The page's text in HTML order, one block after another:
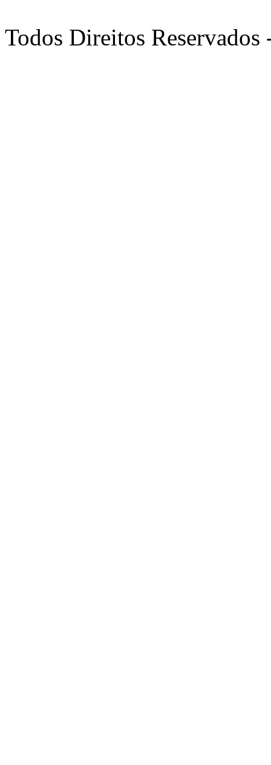
Todos Direitos